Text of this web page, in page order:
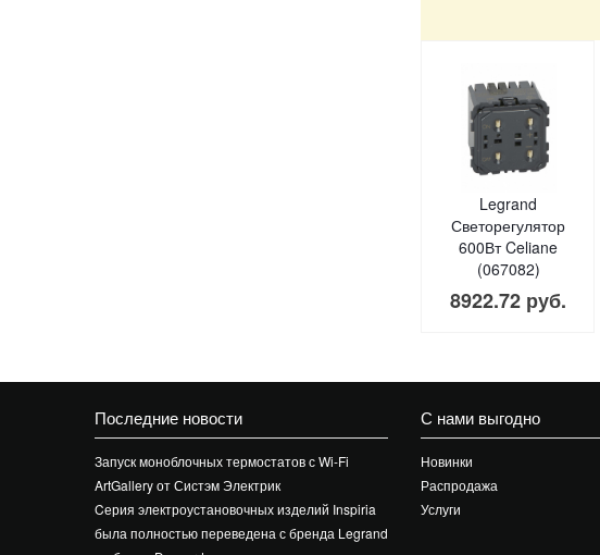
Legrand
Светорегулятор
600Вт Celiane
(067082)
8922.72 руб.
Последние новости
Запуск моноблочных термостатов с Wi-Fi
ArtGallery от Систэм Электрик
Cерия электроустановочных изделий Inspiria
была полностью переведена с бренда Legrand
С нами выгодно
Новинки
Распродажа
Услуги